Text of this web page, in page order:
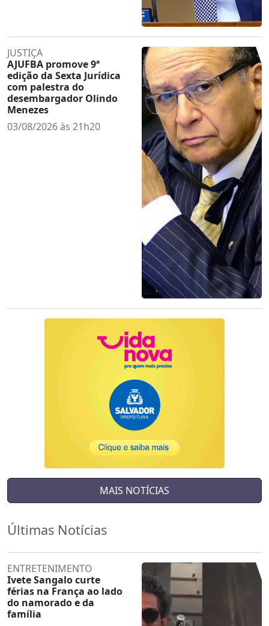
JUSTIÇA
AJUFBA promove 9ª
edição da Sexta Jurídica
com palestra do
desembargador Olindo
Menezes
03/08/2026 às 21h20
MAIS NOTÍCIAS
Últimas Notícias
ENTRETENIMENTO
Ivete Sangalo curte
férias na França ao lado
do namorado e da
família